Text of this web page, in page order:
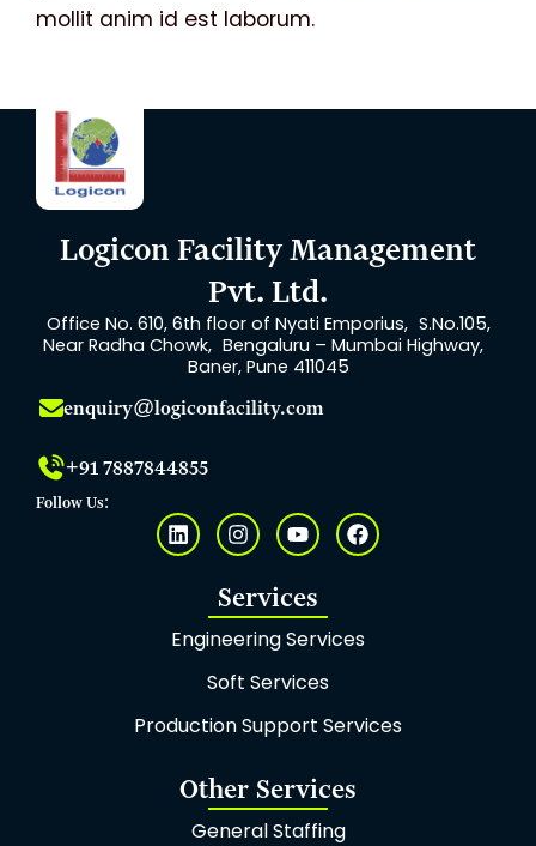
mollit anim id est laborum.
Logicon Facility Management
Pvt. Ltd.
Office No. 610, 6th floor of Nyati Emporius, S.No.105,
Near Radha Chowk, Bengaluru – Mumbai Highway,
Baner, Pune 411045
enquiry@logiconfacility.com
+91 7887844855
Follow Us:
L
i
n
d
i
I
n
s
t
a
g
r
a
m
Y
o
u
t
u
b
e
F
a
c
o
o
Services
Engineering Services
Soft Services
Production Support Services
Other Services
General Staffing